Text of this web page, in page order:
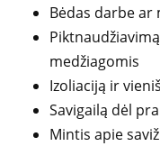
Bėdas darbe ar
medžiagomis
Izoliaciją ir
Savigailą dėl
Mintis apie